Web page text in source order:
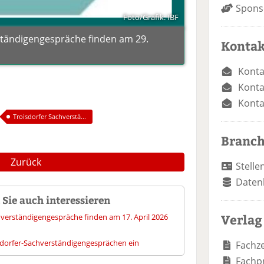
Foto/Grafik: IBF
finden am 29.
Troisdorfer Sachverstä...
Zurück
auch interessieren
finden am 17. April 2026
Sachverständigengesprächen ein
Verlag